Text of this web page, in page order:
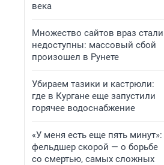
века
Множество сайтов враз стали
недоступны: массовый сбой
произошел в Рунете
Убираем тазики и кастрюли:
где в Кургане еще запустили
горячее водоснабжение
«У меня есть еще пять минут»:
фельдшер скорой — о борьбе
со смертью, самых сложных